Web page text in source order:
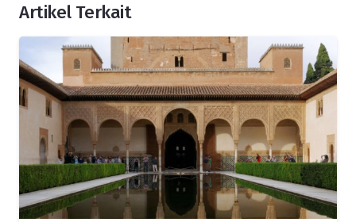
Artikel Terkait